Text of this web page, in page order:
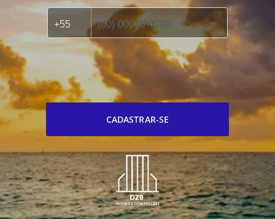
CADASTRAR-SE